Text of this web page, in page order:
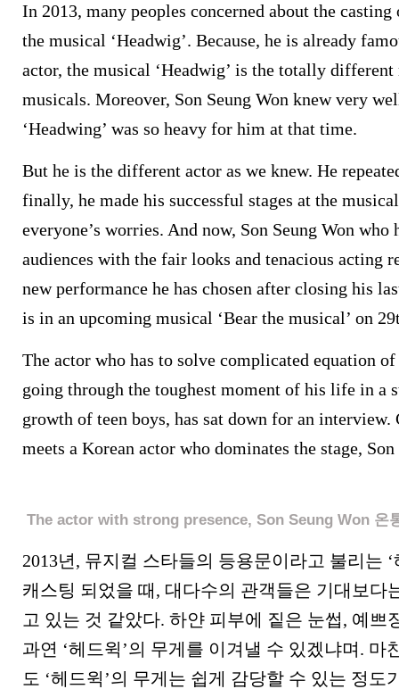
In 2013, many peoples concerned about the
the musical ‘Headwig’. Because, he is already
actor, the musical ‘Headwig’ is the totally
musicals. Moreover, Son Seung Won knew very
‘Headwing’ was so heavy for him at that time.
But he is the different actor as we knew. He
finally, he made his successful stages at the
everyone’s worries. And now, Son Seung Won who
audiences with the fair looks and tenacious acting
new performance he has chosen after closing his
is in an upcoming musical ‘Bear the musical’ on
The actor who has to solve complicated equation
going through the toughest moment of his life in a
growth of teen boys, has sat down for an
meets a Korean actor who dominates the stage, Son
The actor with strong presence, Son Seung Won 온
2013년, 뮤지컬 스타들의 등용문이라고 불리는
캐스팅 되었을 때, 대다수의 관객들은 기대보다
고 있는 것 같았다. 하얀 피부에 짙은 눈썹, 예쁘
과연 ‘헤드윅’의 무게를 이겨낼 수 있겠냐며. 마
도 ‘헤드윅’의 무게는 쉽게 감당할 수 있는 정도